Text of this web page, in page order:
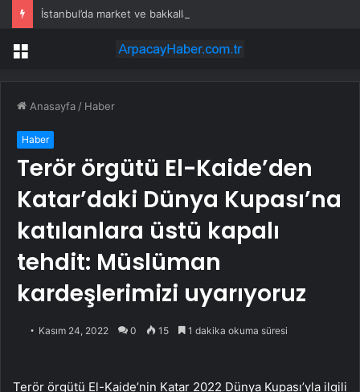
Menü
Anasayfa / Haber
Haber
Terör örgütü El-Kaide’den
Katar’daki Dünya Kupası’na
katılanlara üstü kapalı
tehdit: Müslüman
kardeşlerimizi uyarıyoruz
Kasım 24, 2022 0 15 1 dakika okuma süresi
Terör örgütü El-Kaide’nin Katar 2022 Dünya Kupası’yla ilgili